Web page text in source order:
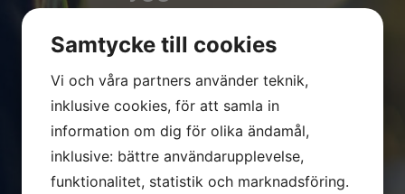
Till oss kan du vända dig när
du planerar en nybyggnation,
tillbyggnation eller
ombyggnation av småhus,
Samtycke till cookies
Vi och våra partners använder teknik,
inklusive cookies, för att samla in
information om dig för olika ändamål,
inklusive: bättre användarupplevelse,
funktionalitet, statistik och marknadsföring.